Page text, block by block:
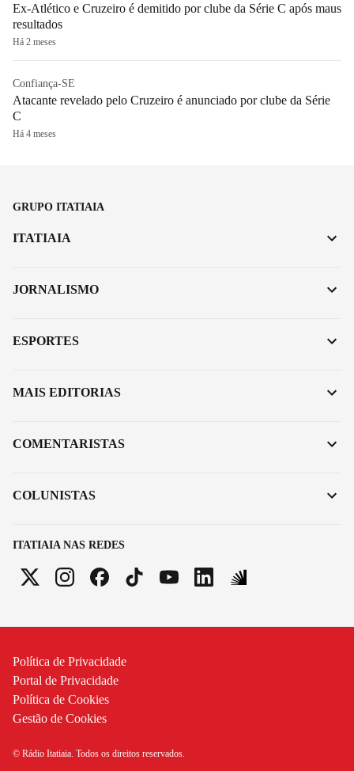
Ex-Atlético e Cruzeiro é demitido por clube da Série C após maus
resultados
Há 2 meses
Confiança-SE
Atacante revelado pelo Cruzeiro é anunciado por clube da Série
C
Há 4 meses
GRUPO ITATIAIA
ITATIAIA NAS REDES
ITATIAIA
JORNALISMO
ESPORTES
MAIS EDITORIAS
COMENTARISTAS
COLUNISTAS
Política de Privacidade
Portal de Privacidade
Política de Cookies
Gestão de Cookies
© Rádio Itatiaia. Todos os direitos reservados.